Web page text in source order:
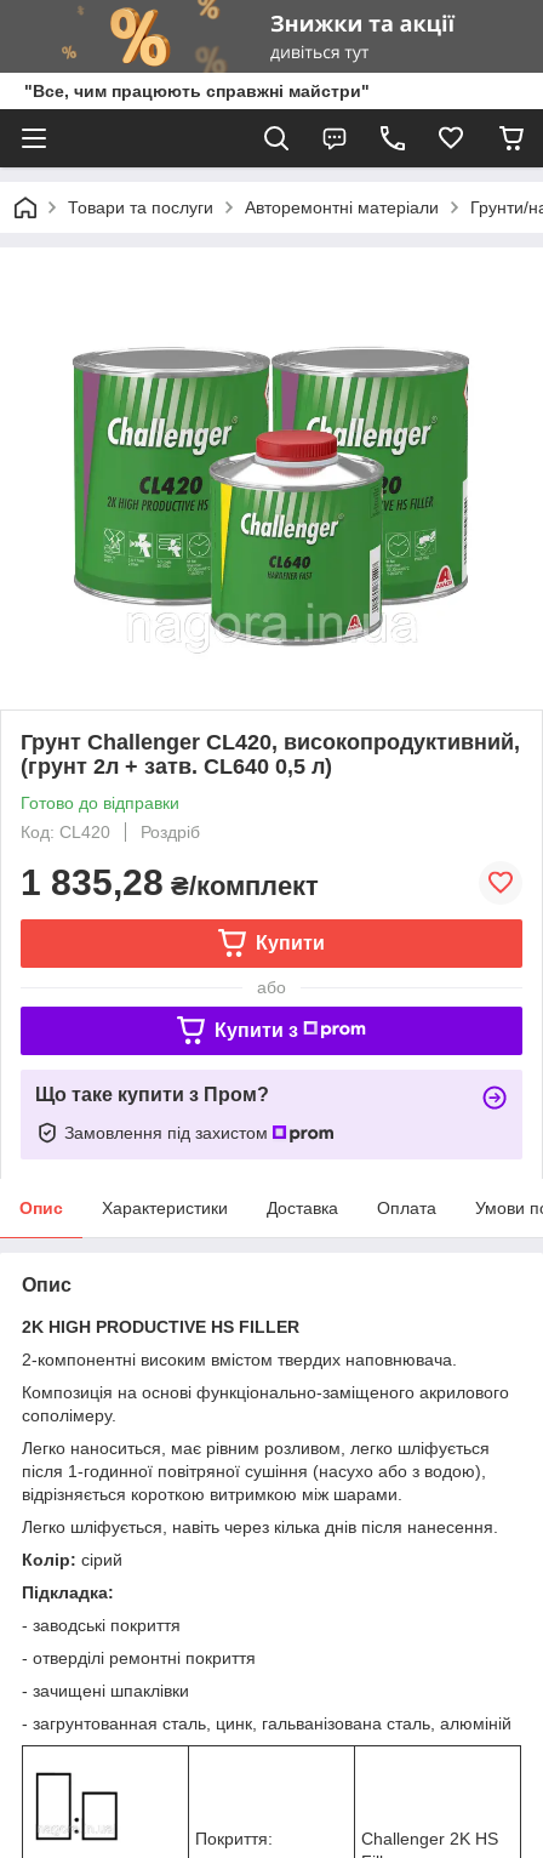
"Все, чим працюють справжні майстри"
Товари та послуги Авторемонтні матеріали Грунти/
Грунт Challenger CL420, високопродуктивний,
(грунт 2л + затв. CL640 0,5 л)
Готово до відправки
Код: CL420
Роздріб
1 835,28 ₴/комплект
Купити
або
Купити з
Що таке купити з Пром?
Замовлення під захистом
Опис Характеристики Доставка Оплата Умови
Опис
2K HIGH PRODUCTIVE HS FILLER
2-компонентні високим вмістом твердих наповнювача.
Композиція на основі функціонально-заміщеного акрилового
сополімеру.
Легко наноситься, має рівним розливом, легко шліфується
після 1-годинної повітряної сушіння (насухо або з водою),
відрізняється короткою витримкою між шарами.
Легко шліфується, навіть через кілька днів після нанесення.
Колір: сірий
Підкладка:
- заводські покриття
- отверділі ремонтні покриття
- зачищені шпаклівки
- загрунтованная сталь, цинк, гальванізована сталь, алюміній
Покриття:
Challenger 2K HS